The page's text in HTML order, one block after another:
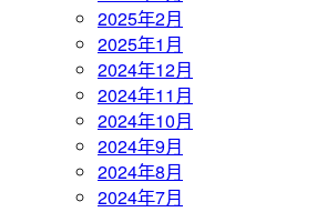
2025年2月
2025年1月
2024年12月
2024年11月
2024年10月
2024年9月
2024年8月
2024年7月